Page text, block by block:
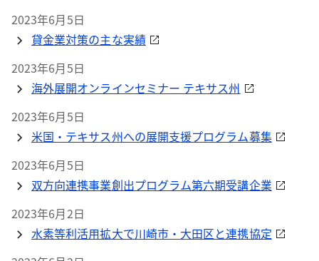
2023年6月5日
貸金業対策の主な実績
2023年6月5日
海外展開オンラインセミナー テキサス州
2023年6月5日
米国・テキサス州への展開支援プログラム募集
2023年6月5日
双方向連携事業創出プログラム第六期受講企業
2023年6月2日
水素等利活用拡大で川崎市・大田区と連携協定